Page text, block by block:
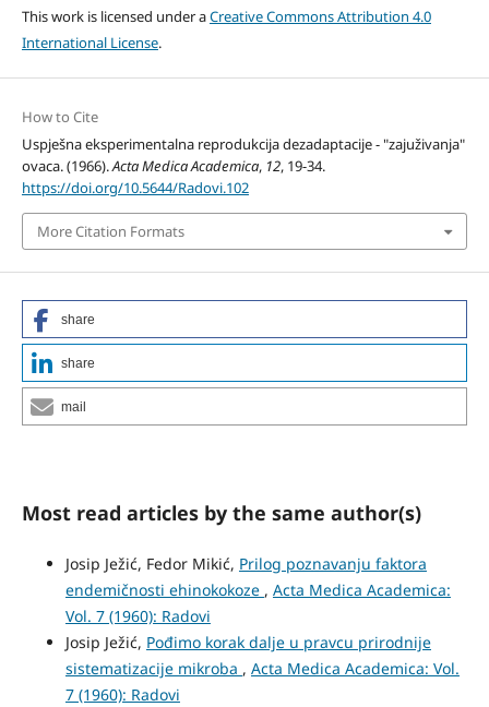
This work is licensed under aCreative Commons Attribution 4.0
International License.
How to Cite
Uspješna eksperimentalna reprodukcija dezadaptacije - "zajuživanja"
ovaca. (1966).Acta Medica Academica, 12, 19-34.
https://doi.org/10.5644/Radovi.102
More Citation Formats
share
share
mail
Most read articles by the same author(s)
Josip Ježić, Fedor Mikić, Prilog poznavanju faktora
endemičnosti ehinokokoze , Acta Medica Academica:
Vol. 7 (1960): Radovi
Josip Ježić, Pođimo korak dalje u pravcu prirodnije
sistematizacije mikroba , Acta Medica Academica: Vol.
7 (1960): Radovi